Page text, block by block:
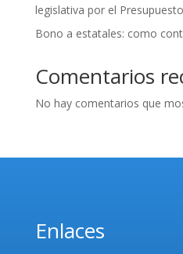
legislativa por el Presupuesto
Bono a estatales: como
Comentarios
No hay comentarios que
Enlaces